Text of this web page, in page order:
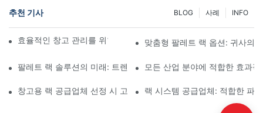
추천 기사 INFO
사례
BLOG
효율적인 창고 관리를 위한 최고의 산업용 랙 솔루션
맞춤형 팔레트 랙 옵션: 귀사의
팔레트 랙 솔루션의 미래: 트렌드 및 혁신모든 산업 분야에 적합한 효과
창고용 랙 공급업체 선정 시 고려 사항랙 시스템 공급업체: 적합한 파